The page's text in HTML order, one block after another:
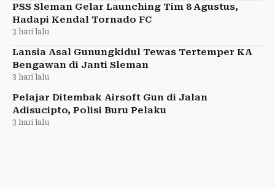
PSS Sleman Gelar Launching Tim 8 Agustus,
Hadapi Kendal Tornado FC
3 hari lalu
Lansia Asal Gunungkidul Tewas Tertemper KA
Bengawan di Janti Sleman
3 hari lalu
Pelajar Ditembak Airsoft Gun di Jalan
Adisucipto, Polisi Buru Pelaku
3 hari lalu